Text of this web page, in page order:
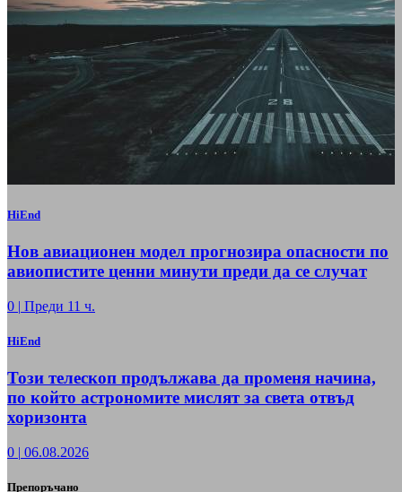
HiEnd
Нов авиационен модел прогнозира опасности по
авиопистите ценни минути преди да се случат
0 | Преди 11 ч.
HiEnd
Този телескоп продължава да променя начина,
по който астрономите мислят за света отвъд
хоризонта
0 | 06.08.2026
Препоръчано